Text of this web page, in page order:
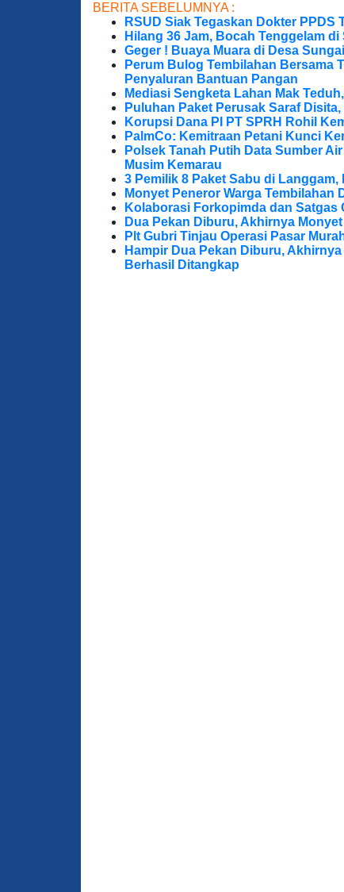
BERITA SEBELUMNYA :
RSUD Siak Tegaskan Dokter PPDS
Hilang 36 Jam, Bocah Tenggelam
Geger ! Buaya Muara di Desa
Perum Bulog Tembilahan Bersama
Penyaluran Bantuan Pangan
Mediasi Sengketa Lahan Mak
Puluhan Paket Perusak Saraf
Korupsi Dana PI PT SPRH Rohil
PalmCo: Kemitraan Petani Kunci
Polsek Tanah Putih Data Sumber
Musim Kemarau
3 Pemilik 8 Paket Sabu di
Monyet Peneror Warga
Kolaborasi Forkopimda dan
Dua Pekan Diburu, Akhirnya
Plt Gubri Tinjau Operasi Pasar
Hampir Dua Pekan Diburu,
Berhasil Ditangkap